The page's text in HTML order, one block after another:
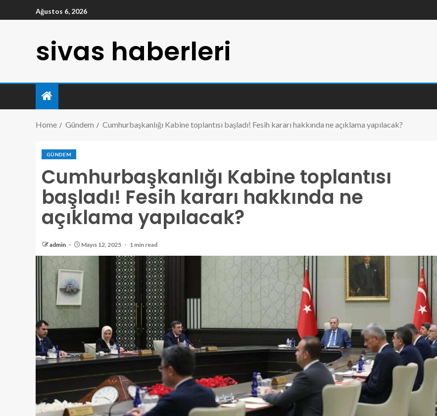
Ağustos 6, 2026
sivas haberleri
Home Gündem Cumhurbaşkanlığı Kabine toplantısı başladı! Fesih kararı hakkında ne açıklama yapılacak?
GÜNDEM
Cumhurbaşkanlığı Kabine toplantısı
başladı! Fesih kararı hakkında ne
açıklama yapılacak?
admin Mayıs 12, 2025 1 min read